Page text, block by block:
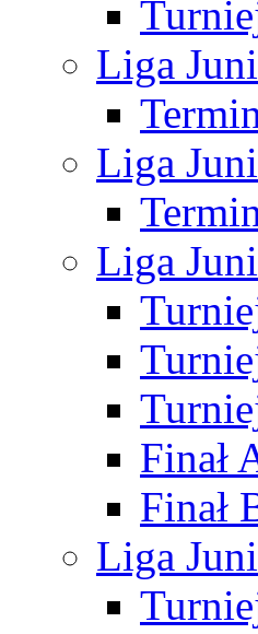
Liga
Liga
Liga
Finał
Finał
Liga